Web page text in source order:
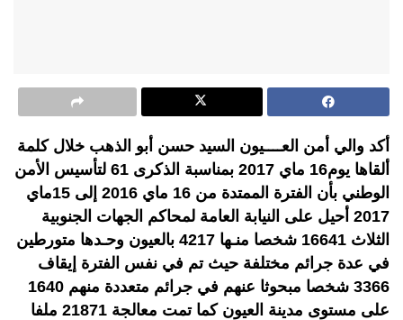
أكد والي أمن العــــيون السيد حسن أبو الذهب خلال كلمة
ألقاها يوم16 ماي 2017 بمناسبة الذكرى 61 لتأسيس الأمن
الوطني بأن الفترة الممتدة من 16 ماي 2016 إلى 15ماي
2017 أحيل على النيابة العامة لمحاكم الجهات الجنوبية
الثلاث 16641 شخصا منـها 4217 بالعيون وحـدها متورطين
في عدة جرائم مختلفة حيث تم في نفس الفترة إيقاف
3366 شخصا مبحوثا عنهم في جرائم متعددة منهم 1640
على مستوى مدينة العيون كما تمت معالجة 21871 ملفا